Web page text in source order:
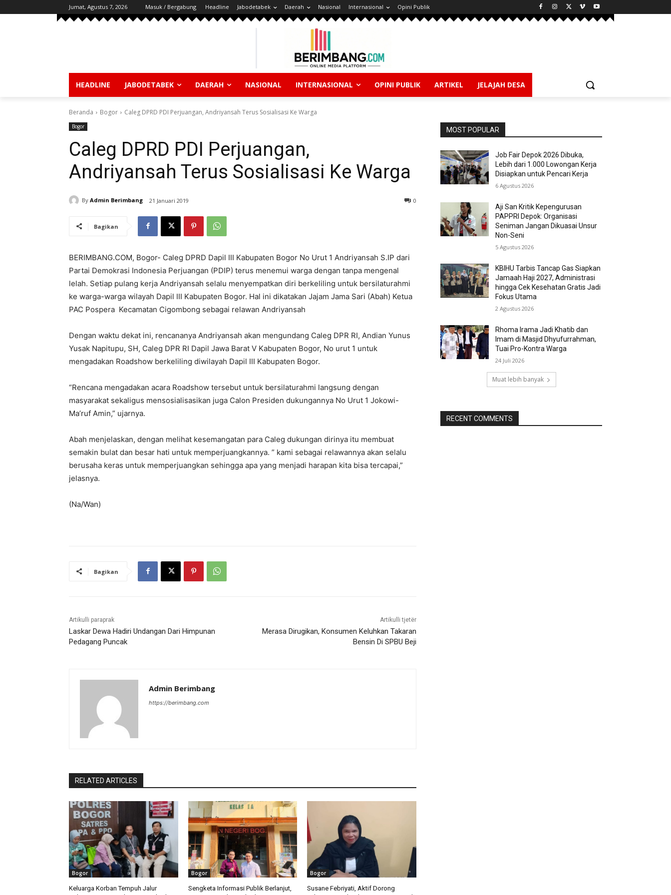
Jumat, Agustus 7, 2026 Masuk / Bergabung Headline Jabodetabek Daerah Nasional Internasional Opini Publik
HEADLINE JABODETABEK DAERAH NASIONAL INTERNASIONAL OPINI PUBLIK ARTIKEL JELAJAH DESA
Beranda Bogor Caleg DPRD PDI Perjuangan, Andriyansah Terus Sosialisasi Ke Warga
Bogor
Caleg DPRD PDI Perjuangan,
Andriyansah Terus Sosialisasi Ke Warga
By Admin Berimbang 21 Januari 2019 0
Bagikan
BERIMBANG.COM, Bogor- Caleg DPRD Dapil III Kabupaten Bogor No Urut 1 Andriyansah S.IP dari
Partai Demokrasi Indonesia Perjuangan (PDIP) terus menemui warga dengan tanpa mengenal
lelah. Setiap pulang kerja Andriyansah selalu menyempatkan diri berkeliling untuk bersilaturahmi
ke warga-warga wilayah Dapil III Kabupaten Bogor. Hal ini dikatakan Jajam Jama Sari (Abah) Ketua
PAC Pospera Kecamatan Cigombong sebagai relawan Andriyansah
Dengan waktu dekat ini, rencananya Andriyansah akan mengundang Caleg DPR RI, Andian Yunus
Yusak Napitupu, SH, Caleg DPR RI Dapil Jawa Barat V Kabupaten Bogor, No urut 1 untuk
mengadakan Roadshow berkeliling diwilayah Dapil III Kabupaten Bogor.
“Rencana mengadakan acara Roadshow tersebut untuk bersilaturahmi langsung dengan
masyarakat sekaligus mensosialisasikan juga Calon Presiden dukungannya No Urut 1 Jokowi-
Ma’ruf Amin,” ujarnya.
Abah menjelaskan, dengan melihat kesemangatan para Caleg dukungan dirinya itu membuat
semakin bulat dan besar hati untuk memperjuangkannya. ” kami sebagai relawannya akan selalu
berusaha keras untuk memperjuangkan sehingga apa yang menjadi harapan kita bisa tercapai,”
jelasnya.
(Na/Wan)
Bagikan
Artikulli paraprak
Laskar Dewa Hadiri Undangan Dari Himpunan
Pedagang Puncak
Artikulli tjetër
Merasa Dirugikan, Konsumen Keluhkan Takaran
Bensin Di SPBU Beji
Admin Berimbang
https://berimbang.com
RELATED ARTICLES
Bogor
Keluarga Korban Tempuh Jalur
Bogor
Sengketa Informasi Publik Berlanjut,
Bogor
Susane Febriyati, Aktif Dorong
MOST POPULAR
Job Fair Depok 2026 Dibuka,
Lebih dari 1.000 Lowongan Kerja
Disiapkan untuk Pencari Kerja
6 Agustus 2026
Aji San Kritik Kepengurusan
PAPPRI Depok: Organisasi
Seniman Jangan Dikuasai Unsur
Non-Seni
5 Agustus 2026
KBIHU Tarbis Tancap Gas Siapkan
Jamaah Haji 2027, Administrasi
hingga Cek Kesehatan Gratis Jadi
Fokus Utama
2 Agustus 2026
Rhoma Irama Jadi Khatib dan
Imam di Masjid Dhyufurrahman,
Tuai Pro-Kontra Warga
24 Juli 2026
Muat lebih banyak
RECENT COMMENTS